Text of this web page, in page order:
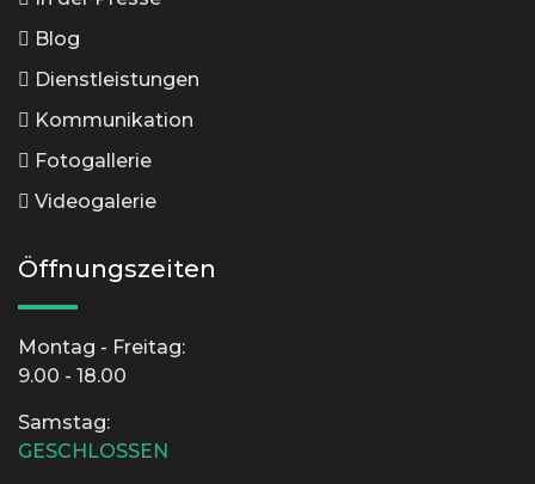
Blog
Dienstleistungen
Kommunikation
Fotogallerie
Videogalerie
Öffnungszeiten
Montag - Freitag:
9.00 - 18.00
Samstag:
GESCHLOSSEN